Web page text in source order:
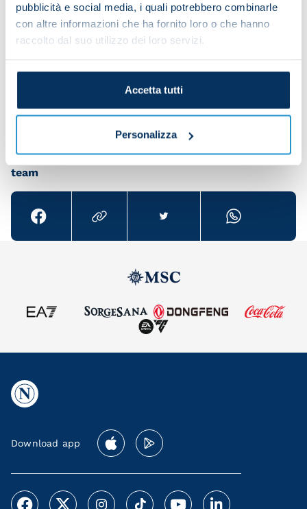
pubblicità e social media, i quali potrebbero combinarle
con altre informazioni che ha fornito loro o che hanno
raccolto dal suo utilizzo dei loro servizi.
Accetta tutti
Personalizza
A small-sided game closed the session.
Share the article with your friends and support the
team
Download app